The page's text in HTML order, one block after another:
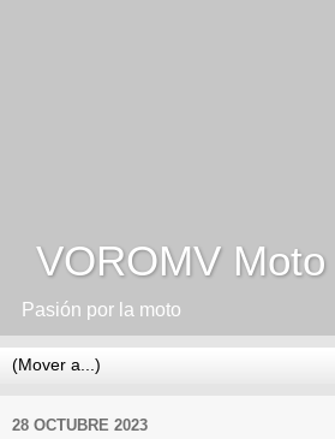
VOROMV Moto
Pasión por la moto
28 OCTUBRE 2023